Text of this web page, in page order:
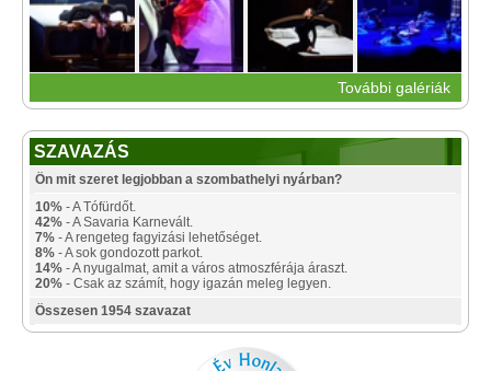
További galériák
SZAVAZÁS
Ön mit szeret legjobban a szombathelyi nyárban?
10% - A Tófürdőt.
42% - A Savaria Karnevált.
7% - A rengeteg fagyizási lehetőséget.
8% - A sok gondozott parkot.
14% - A nyugalmat, amit a város atmoszférája áraszt.
20% - Csak az számít, hogy igazán meleg legyen.
Összesen 1954 szavazat